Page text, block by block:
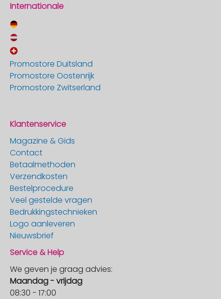
Internationale
Promostore Duitsland
Promostore Oostenrijk
Promostore Zwitserland
Klantenservice
Magazine & Gids
Contact
Betaalmethoden
Verzendkosten
Bestelprocedure
Veel gestelde vragen
Bedrukkingstechnieken
Logo aanleveren
Nieuwsbrief
Service & Help
We geven je graag advies:
Maandag - vrijdag
08:30 - 17:00